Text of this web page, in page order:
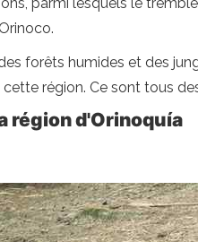
forêts humides et des
région. Ce sont tous
région d'Orinoquía